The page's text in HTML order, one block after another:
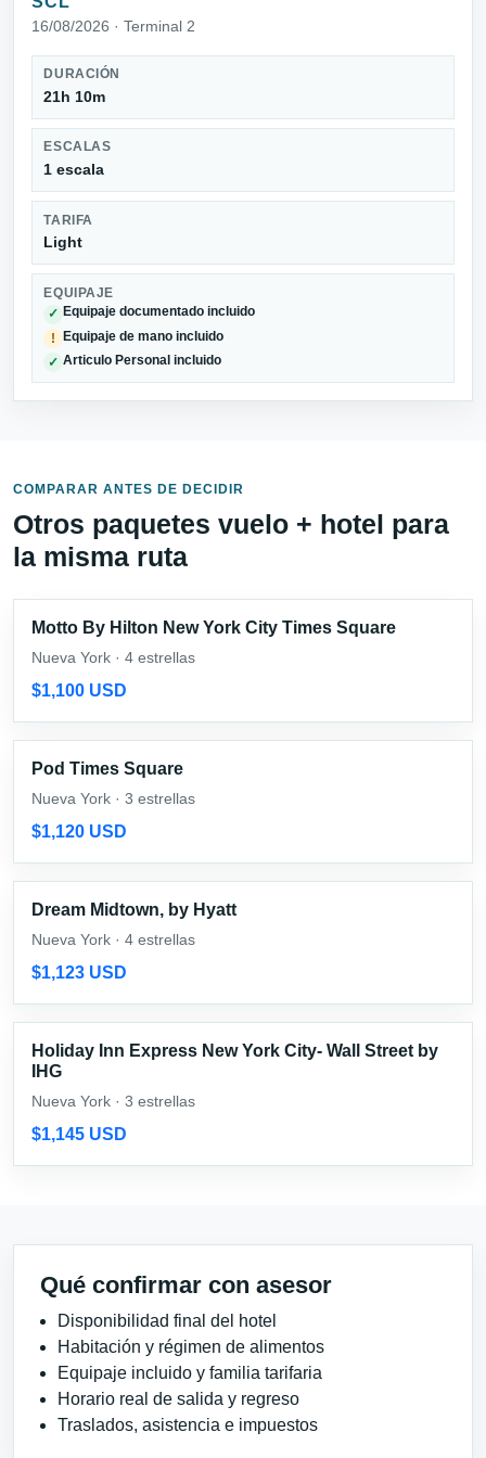
16/08/2026 · Terminal 2
DURACIÓN
21h 10m
ESCALAS
1 escala
TARIFA
Light
EQUIPAJE
✓ Equipaje documentado incluido
! Equipaje de mano incluido
✓ Articulo Personal incluido
COMPARAR ANTES DE DECIDIR
Otros paquetes vuelo + hotel para
la misma ruta
Motto By Hilton New York City Times Square
Nueva York · 4 estrellas
$1,100 USD
Pod Times Square
Nueva York · 3 estrellas
$1,120 USD
Dream Midtown, by Hyatt
Nueva York · 4 estrellas
$1,123 USD
Holiday Inn Express New York City- Wall Street by
IHG
Nueva York · 3 estrellas
$1,145 USD
Qué confirmar con asesor
Disponibilidad final del hotel
Habitación y régimen de alimentos
Equipaje incluido y familia tarifaria
Horario real de salida y regreso
Traslados, asistencia e impuestos